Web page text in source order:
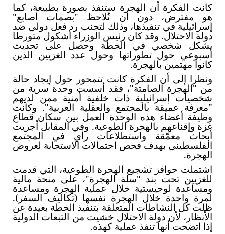
كانت الفكرة أن الهجرة ستنفذ بصورة بطبيعة، كما
هو مفترض، دون أن تُلاحظ "بصمات أصابع"
إسرائيلية في تنفيذها، وذلك لتجنب رد فعل دولي ضد
دولة الاحتلال. وقد كان رئيس الوزراء أشكول متورطا
بشكل شخصي في الخطة وحصل على تحديث
أسبوعي حول تطوراتها وحول عدد الغزيين الذين
كانوا مهتمين بالهجرة.
ونظرا إلى أن الفكرة كانت تتمحور حول إيجاد حالة
من "الهجرة الصامتة"، فقد أسست وحدة سرية من
شخصيات إسرائيلية ذات خلفية أمنية ممن لديهم
"معرفة عميقة بالمجتمع والعقلية العربية". وكانت
وظيفة أعضاء هذه الوحدة العمل بين سكان قطاع
غزة وإقناعهم بالهجرة الطوعية. وفي المقابل أجريت
أبحاث معمّقة واستطلاعات رأي في المجتمع
الفلسطيني بهدف فحص احتمالات الاستجابة لعروض
الهجرة.
اشتملت حوافز تشجيع الهجرة الطوعية، التي قدمت
للغزيين تحت بند "سلة الهجرة"، على منحة مالية
ومساعدة لوجيستية خلال عملية الهجرة ومساعدة
لمرة واحدة خلال الهجرة نفسها (تكاليف السفر).
ظلت كل النشاطات المتعلقة بتنفيذ الخطة بعيدة عن
الأنظار، لأن دولة الاحتلال خشيت من التبعات الدولية
إذا اتضحت أنها تنفذ عملية كهذه.